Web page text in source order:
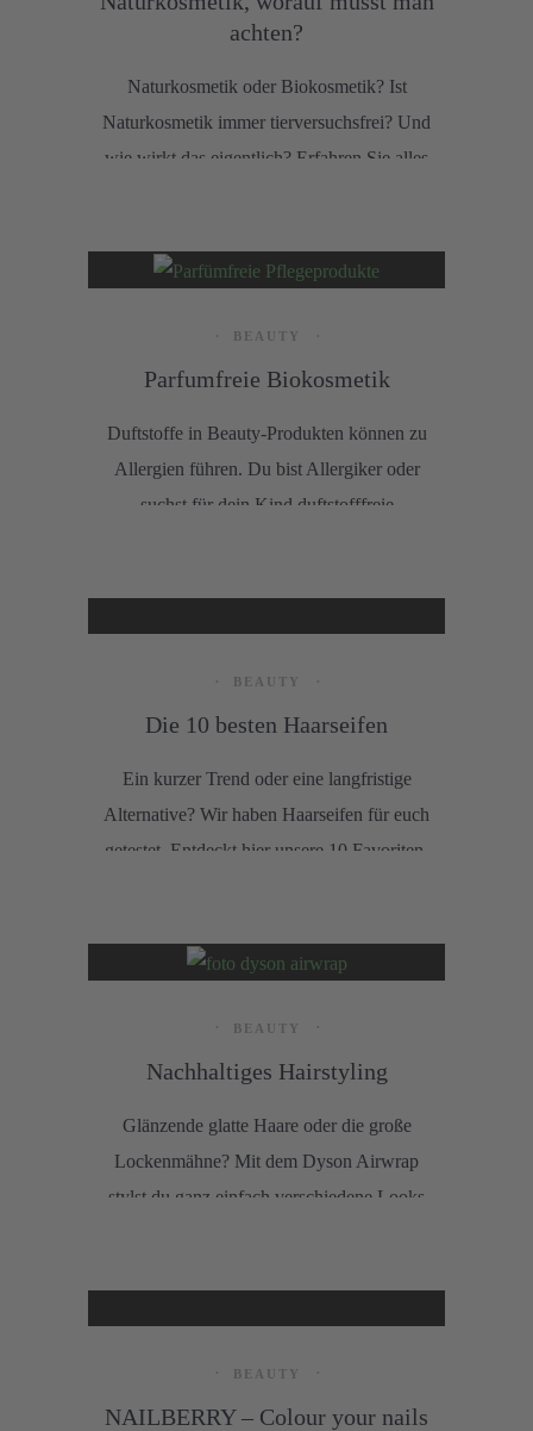
achten?
Naturkosmetik oder Biokosmetik? Ist
Naturkosmetik immer tierversuchsfrei? Und
wie wirkt das eigentlich? Erfahren Sie alles
BEAUTY
Parfumfreie Biokosmetik
Duftstoffe in Beauty-Produkten können zu
Allergien führen. Du bist Allergiker oder
suchst für dein Kind duftstofffreie
BEAUTY
Die 10 besten Haarseifen
Ein kurzer Trend oder eine langfristige
Alternative? Wir haben Haarseifen für euch
getestet. Entdeckt hier unsere 10 Favoriten.
BEAUTY
Nachhaltiges Hairstyling
Glänzende glatte Haare oder die große
Lockenmähne? Mit dem Dyson Airwrap
stylst du ganz einfach verschiedene Looks
BEAUTY
NAILBERRY – Colour your nails